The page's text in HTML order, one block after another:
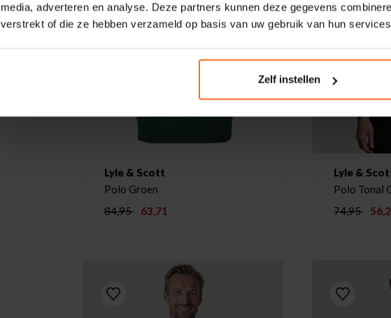
media, adverteren en analyse. Deze partners kunnen deze gegevens
verstrekt of die ze hebben verzameld op basis van uw gebruik van hun
Zelf instellen
Lyle & Scott
Polo Groen
84,95
63,71
Lyle &
Polo Tonal
74,95